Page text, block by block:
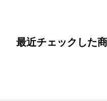
最近チェックした